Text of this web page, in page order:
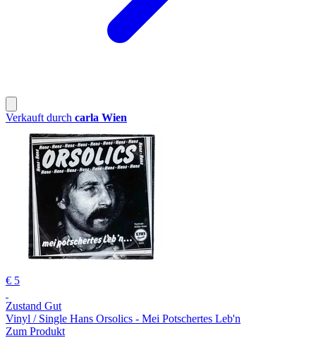
Verkauft durch carla Wien
€ 5
Zustand Gut
Vinyl / Single Hans Orsolics - Mei Potschertes Leb'n
Zum Produkt